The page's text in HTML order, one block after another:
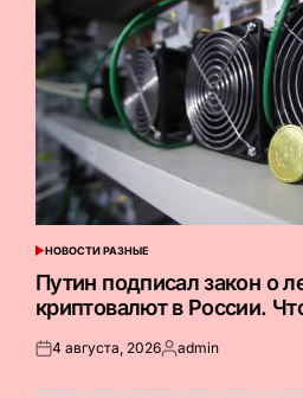
ОПУБЛИКОВАНО
В
НОВОСТИ РАЗНЫЕ
Путин подписал закон о
криптовалют в России.
Опубликовано
4 августа, 2026Запись
admin